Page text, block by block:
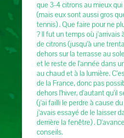
que 3-4 citrons au mieux
(mais eux sont aussi gros
tennis) . Que faire pour ne
? Il fut un temps où j'arrivais
de citrons (jusqu'à une
dehors sur la terrasse au
et le reste de l'année dans
au chaud et à la lumière.
de la France, donc pas
dehors l'hiver, d'autant qu'il
(j'ai failli le perdre à cause
j'avais essayé de le laisser
derrière la fenêtre) .
conseils.